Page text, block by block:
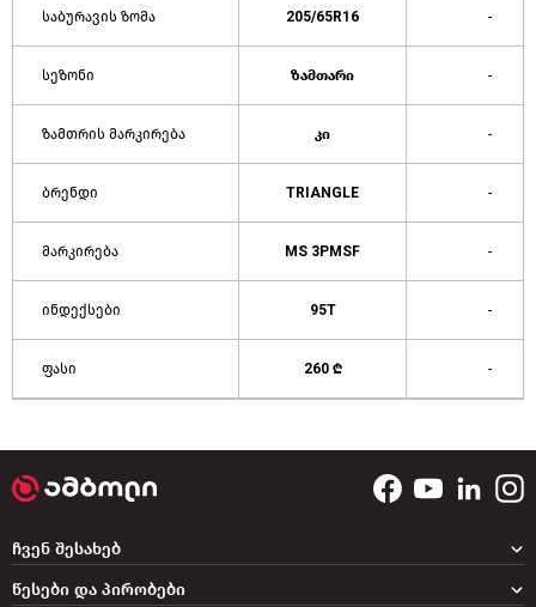
საბურავის ზომა 205/65R16 -
სეზონი ზამთარი -
ზამთრის მარკირება კი -
ბრენდი TRIANGLE -
მარკირება MS 3PMSF -
ინდექსები 95T -
ფასი 260 ₾ -
ჩვენ შესახებ
წესები და პირობები